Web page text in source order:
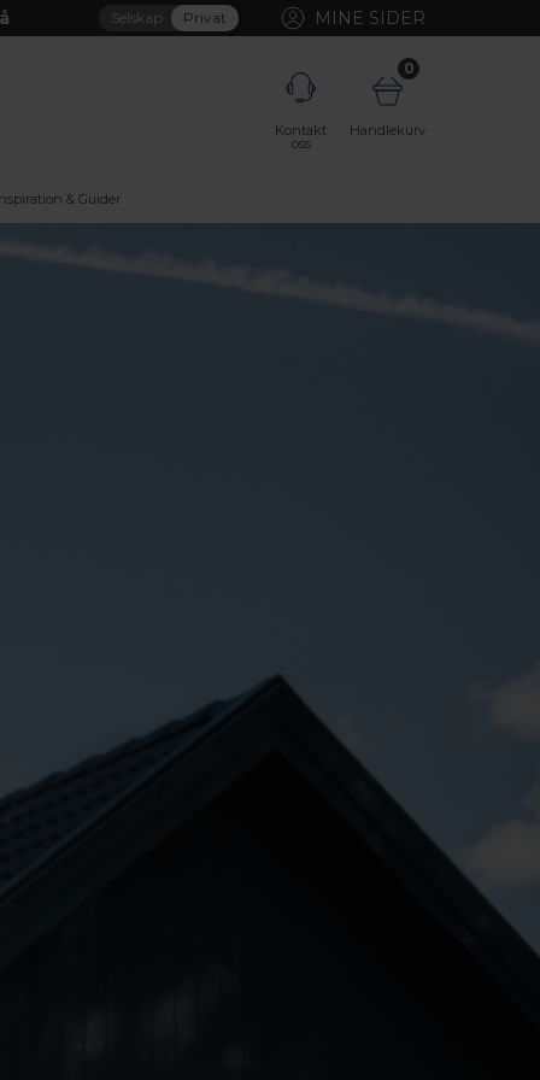
Selskap Privat MINE SIDER
Kontakt
oss
0
Handlekurv
& Guider